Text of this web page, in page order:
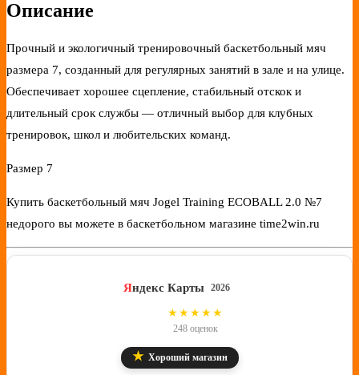
Описание
Прочный и экологичный тренировочный баскетбольный мяч
размера 7, созданный для регулярных занятий в зале и на улице.
Обеспечивает хорошее сцепление, стабильный отскок и
длительный срок службы — отличный выбор для клубных
тренировок, школ и любительских команд.
Размер 7
Купить баскетбольный мяч Jogel Training ECOBALL 2.0 №7
недорого вы можете в баскетбольном магазине time2win.ru
Яндекс Карты 2026
★★★★★
248 оценок
★ Хороший магазин